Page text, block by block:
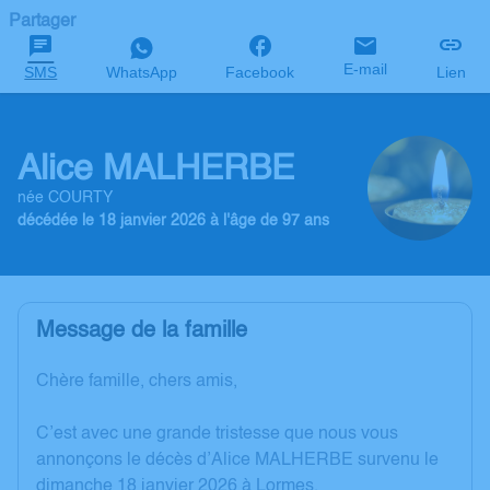
Partager
SMS WhatsApp Facebook E-mail Lien
Alice MALHERBE
née COURTY
décédée le 18 janvier 2026 à l'âge de 97 ans
Message de la famille
Chère famille, chers amis,
C’est avec une grande tristesse que nous vous
annonçons le décès d’Alice MALHERBE survenu le